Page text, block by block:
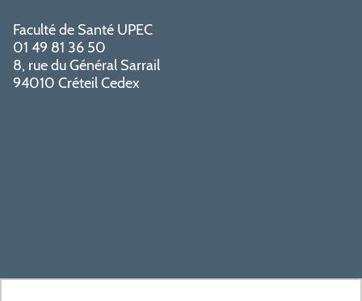
Faculté de Santé UPEC
01 49 81 36 50
8, rue du Général Sarrail
94010 Créteil Cedex